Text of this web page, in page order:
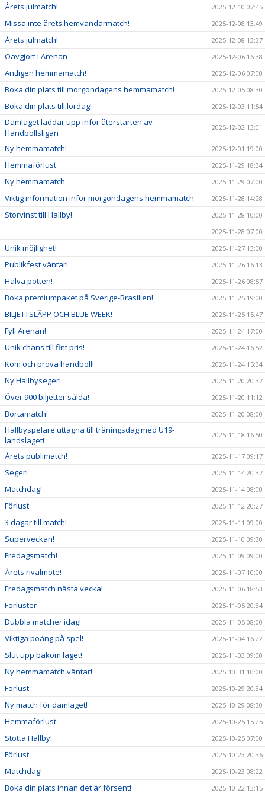
Årets julmatch! 2025-12-10 07:45
Missa inte årets hemvändarmatch! 2025-12-08 13:49
Årets julmatch! 2025-12-08 13:37
Oavgjort i Arenan 2025-12-06 16:38
Äntligen hemmamatch! 2025-12-06 07:00
Boka din plats till morgondagens hemmamatch! 2025-12-05 08:30
Boka din plats till lördag! 2025-12-03 11:54
Damlaget laddar upp inför återstarten av
Handbollsligan
2025-12-02 13:01
Ny hemmamatch! 2025-12-01 19:00
Hemmaförlust 2025-11-29 18:34
Ny hemmamatch 2025-11-29 07:00
Viktig information inför morgondagens hemmamatch 2025-11-28 14:28
Storvinst till Hallby!
2025-11-28 10:00
2025-11-28 07:00
Unik möjlighet! 2025-11-27 13:00
Publikfest väntar! 2025-11-26 16:13
Halva potten! 2025-11-26 08:57
Boka premiumpaket på Sverige-Brasilien! 2025-11-25 19:00
BILJETTSLÄPP OCH BLUE WEEK! 2025-11-25 15:47
Fyll Arenan! 2025-11-24 17:00
Unik chans till fint pris! 2025-11-24 16:52
Kom och pröva handboll! 2025-11-24 15:34
Ny Hallbyseger! 2025-11-20 20:37
Över 900 biljetter sålda! 2025-11-20 11:12
Bortamatch! 2025-11-20 08:00
Hallbyspelare uttagna till träningsdag med U19-
landslaget!
2025-11-18 16:50
Årets publimatch! 2025-11-17 09:17
Seger! 2025-11-14 20:37
Matchdag! 2025-11-14 08:00
Förlust 2025-11-12 20:27
3 dagar till match! 2025-11-11 09:00
Superveckan! 2025-11-10 09:30
Fredagsmatch! 2025-11-09 09:00
Årets rivalmöte! 2025-11-07 10:00
Fredagsmatch nästa vecka! 2025-11-06 18:53
Förluster 2025-11-05 20:34
Dubbla matcher idag! 2025-11-05 08:00
Viktiga poäng på spel! 2025-11-04 16:22
Slut upp bakom laget! 2025-11-03 09:00
Ny hemmamatch väntar! 2025-10-31 10:00
Förlust 2025-10-29 20:34
Ny match för damlaget! 2025-10-29 08:30
Hemmaförlust 2025-10-25 15:25
Stötta Hallby! 2025-10-25 07:00
Förlust 2025-10-23 20:36
Matchdag! 2025-10-23 08:22
Boka din plats innan det är försent! 2025-10-22 13:15